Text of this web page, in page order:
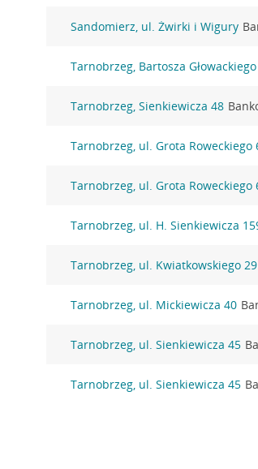
Sandomierz, ul. Żwirki i Wigury
Tarnobrzeg, Bartosza
Tarnobrzeg, Sienkiewicza 48
Tarnobrzeg, ul. Grota Roweckiego
Tarnobrzeg, ul. Grota Roweckiego
Tarnobrzeg, ul. H. Sienkiewicza
Tarnobrzeg, ul. Kwiatkowskiego 29
Tarnobrzeg, ul. Mickiewicza 40
Tarnobrzeg, ul. Sienkiewicza 45
Tarnobrzeg, ul. Sienkiewicza 45